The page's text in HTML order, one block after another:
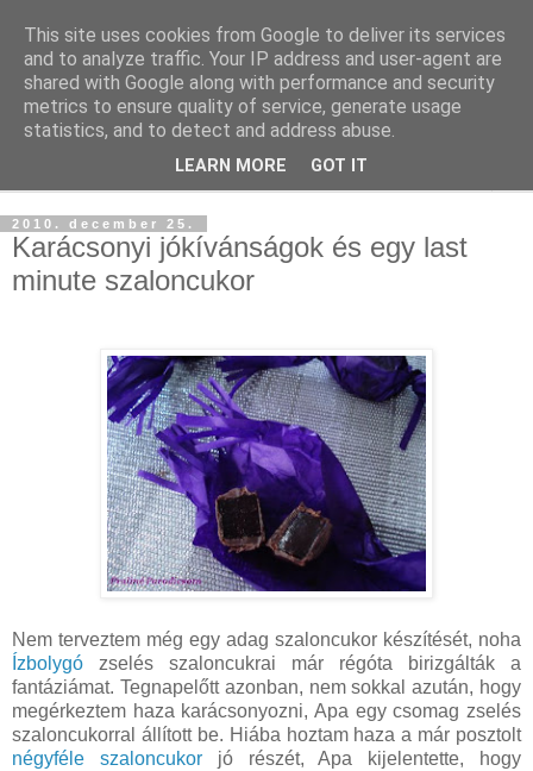
2010. december 25.
Karácsonyi jókívánságok és egy last
minute szaloncukor
Nem terveztem még egy adag szaloncukor készítését, noha
Ízbolygó zselés szaloncukrai már régóta birizgálták a
fantáziámat. Tegnapelőtt azonban, nem sokkal azután, hogy
megérkeztem haza karácsonyozni, Apa egy csomag zselés
szaloncukorral állított be. Hiába hoztam haza a már posztolt
négyféle szaloncukorjó részét, Apa kijelentette, hogy
This site uses cookies from Google to deliver its services
and to analyze traffic. Your IP address and user-agent are
shared with Google along with performance and security
metrics to ensure quality of service, generate usage
statistics, and to detect and address abuse.
LEARN MORE GOT IT